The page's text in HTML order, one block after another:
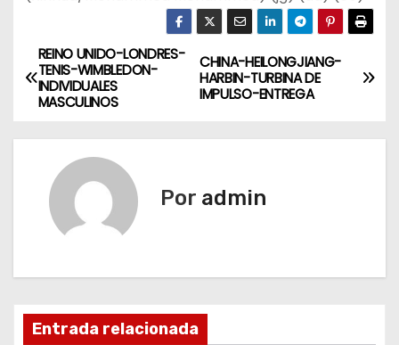
N
a
v
c
CHINA-HEILONGJIANG-
HARBIN-TURBINA DE
IMPULSO-ENTREGA
REINO UNIDO-LONDRES-
TENIS-WIMBLEDON-
INDIVIDUALES
MASCULINOS
Por admin
Entrada relacionada